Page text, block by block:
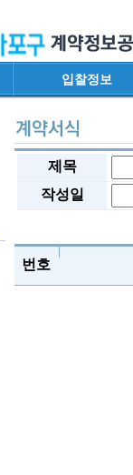
입찰정보
제목
작성일
번호